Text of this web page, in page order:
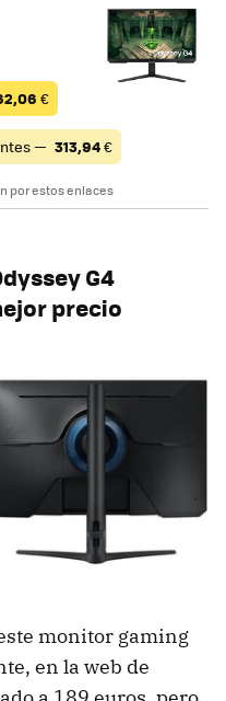
€
— 313,94€
por estos enlaces
G4
precio
monitor gaming
en la web de